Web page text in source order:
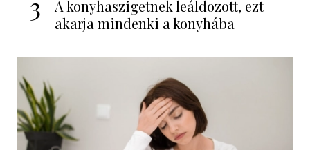
A konyhaszigetnek leáldozott, ezt
akarja mindenki a konyhába